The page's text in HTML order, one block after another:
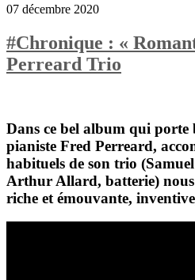
07 décembre 2020
#Chronique : «
Perreard Trio
Dans ce bel album qui porte
pianiste Fred Perreard,
habituels de son trio (
Arthur Allard, batterie)
riche et émouvante,